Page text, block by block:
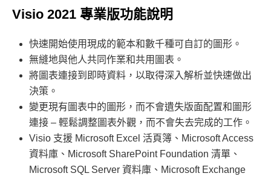
Visio 2021 專業版功能說明
快速開始使用現成的範本和數千種可自訂的圖形。
無縫地與他人共同作業和共用圖表。
將圖表連接到即時資料，以取得深入解析並快速做出
決策。
變更現有圖表中的圖形，而不會遺失版面配置和圖形
連接 – 輕鬆調整圖表外觀，而不會失去完成的工作。
Visio 支援 Microsoft Excel 活頁簿、Microsoft Access
資料庫、Microsoft SharePoint Foundation 清單、
Microsoft SQL Server 資料庫、Microsoft Exchange